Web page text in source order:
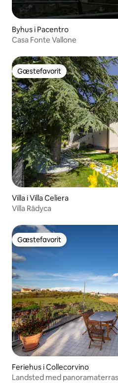
Byhus i Pacentro
Casa Fonte Vallone
Gæstefavorit
Gæstefavorit
Villa i Villa Celiera
Villa Rādyca
Gæstefavorit
Gæstefavorit
Feriehus i Collecorvino
Landsted med